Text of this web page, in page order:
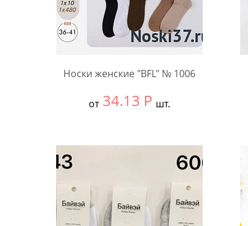
Носки женские "BFL" № 1006
от 34.13 Р шт.
В упаковке:
10 шт.
Количество: